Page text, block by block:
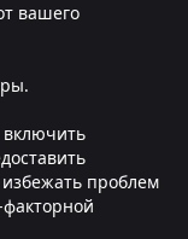
вашего
включить
проблем